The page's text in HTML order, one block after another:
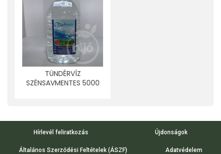
TÜNDÉRVÍZ
SZÉNSAVMENTES 5000
Hírlevél feliratkozás Újdonságok
Általános Szerződési Feltételek (ÁSZF) Adatvédelem